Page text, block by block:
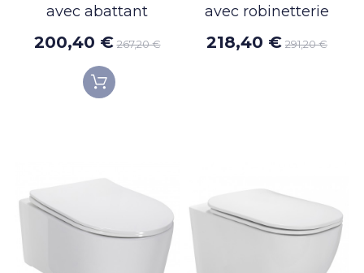
avec abattant
200,40 € 267,20 €
avec robinetterie
218,40 € 291,20 €